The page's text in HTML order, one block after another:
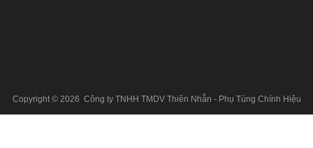
Copyright © 2026 Công ty TNHH TMDV Thiên Nhẫn - Phụ Tùng Chính Hiệu